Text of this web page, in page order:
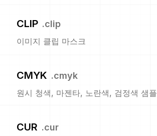
CLIP .clip
이미지 클립 마스크
CMYK .cmyk
원시 청색, 마젠타, 노란색, 검정색 샘플
CUR .cur